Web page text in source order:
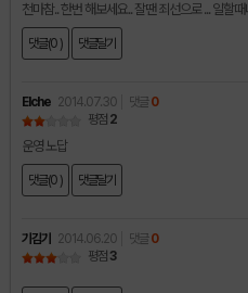
천마참.. 한번 해보세요.. 잘땐 죄선으로 ... 일할
댓글(0 ) 댓글달기
Elche 2014.07.30 댓글 0
평점 2
운영 노답
댓글(0 ) 댓글달기
기김기 2014.06.20 댓글 0
평점 3